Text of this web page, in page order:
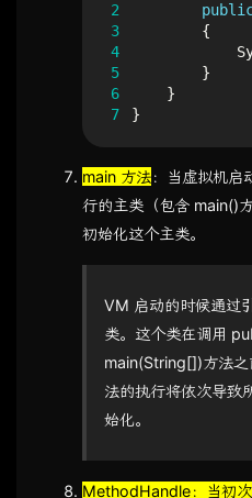
2
3
4
5
6
7
{
}
}
}
main 方法：当虚拟机启
行的主类（包含 main()
初始化这个主类。
VM 启动的时候通过
类。这个类在调用
main(String[])方法之
法的执行将依次导致
始化。
MethodHandle：当初